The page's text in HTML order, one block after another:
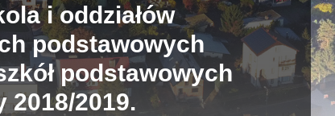
i oddziałów
podstawowych
podstawowych
2018/2019.